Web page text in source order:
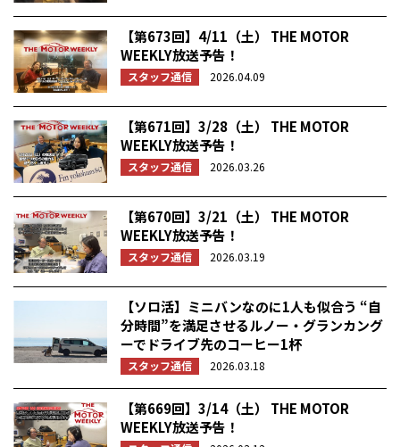
【第673回】4/11（土） THE MOTOR
WEEKLY放送予告！
スタッフ通信 2026.04.09
【第671回】3/28（土） THE MOTOR
WEEKLY放送予告！
スタッフ通信 2026.03.26
【第670回】3/21（土） THE MOTOR
WEEKLY放送予告！
スタッフ通信 2026.03.19
【ソロ活】ミニバンなのに1人も似合う “自
分時間”を満足させるルノー・グランカング
ーでドライブ先のコーヒー1杯
スタッフ通信 2026.03.18
【第669回】3/14（土） THE MOTOR
WEEKLY放送予告！